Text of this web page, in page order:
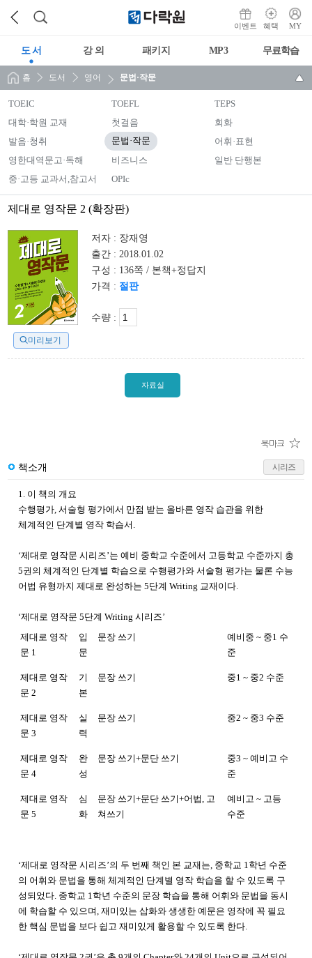
이벤트 혜택 MY
도 서 강 의 패키지 MP3 무료학습
홈 도서 영어 문법·작문
TOEIC TOEFL
TEPS
대학·학원 교재
첫걸음
회화
발음·청취
문법·작문
어휘·표현
영한대역문고·독해
비즈니스
일반 단행본
중·고등 교과서,참고서
OPIc
제대로 영작문 2 (확장판)
미리보기
저자 : 장재영
출간 : 2018.01.02
구성 : 136쪽 / 본책+정답지
가격 : 절판
수량 :
자료실
책소개 시리즈
1. 이 책의 개요
수행평가, 서술형 평가에서 만점 받는 올바른 영작 습관을 위한
체계적인 단계별 영작 학습서.
‘제대로 영작문 시리즈’는 예비 중학교 수준에서 고등학교 수준까지 총
5권의 체계적인 단계별 학습으로 수행평가와 서술형 평가는 물론 수능
어법 유형까지 제대로 완성하는 5단계 Writing 교재이다.
‘제대로 영작문 5단계 Writing 시리즈’
제대로 영작
문 1
입
문
문장 쓰기 예비중 ~ 중1 수
준
제대로 영작
문 2
기
본
문장 쓰기 중1 ~ 중2 수준
제대로 영작
문 3
실
력
문장 쓰기 중2 ~ 중3 수준
제대로 영작
문 4
완
성
문장 쓰기+문단 쓰기 중3 ~ 예비고 수
준
제대로 영작
문 5
심
화
문장 쓰기+문단 쓰기+어법, 고
쳐쓰기
예비고 ~ 고등
수준
‘제대로 영작문 시리즈’의 두 번째 책인 본 교재는, 중학교 1학년 수준
의 어휘와 문법을 통해 체계적인 단계별 영작 학습을 할 수 있도록 구
성되었다. 중학교 1학년 수준의 문장 학습을 통해 어휘와 문법을 동시
에 학습할 수 있으며, 재미있는 삽화와 생생한 예문은 영작에 꼭 필요
한 핵심 문법을 보다 쉽고 재미있게 활용할 수 있도록 한다.